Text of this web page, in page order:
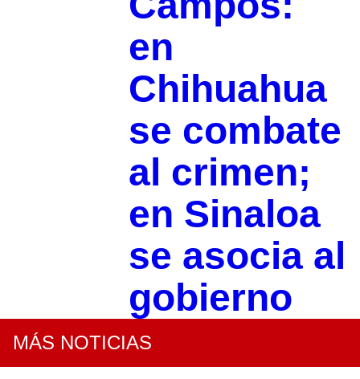
en
Chihuahua
se combate
al crimen;
en Sinaloa
se asocia al
gobierno
MÁS NOTICIAS